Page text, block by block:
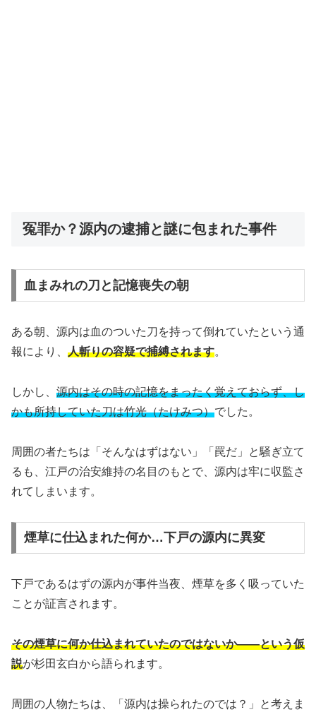
冤罪か？源内の逮捕と謎に包まれた事件
血まみれの刀と記憶喪失の朝
ある朝、源内は血のついた刀を持って倒れていたという通
報により、 人斬りの容疑で捕縛されます。
しかし、 源内はその時の記憶をまったく覚えておらず、し
かも所持していた刀は竹光（たけみつ）でした。
周囲の者たちは「そんなはずはない」「罠だ」と騒ぎ立て
るも、江戸の治安維持の名目のもとで、源内は牢に収監さ
れてしまいます。
煙草に仕込まれた何か…下戸の源内に異変
下戸であるはずの源内が事件当夜、煙草を多く吸っていた
ことが証言されます。
その煙草に何か仕込まれていたのではないか――という仮
説が杉田玄白から語られます。
周囲の人物たちは、「源内は操られたのでは？」と考えま